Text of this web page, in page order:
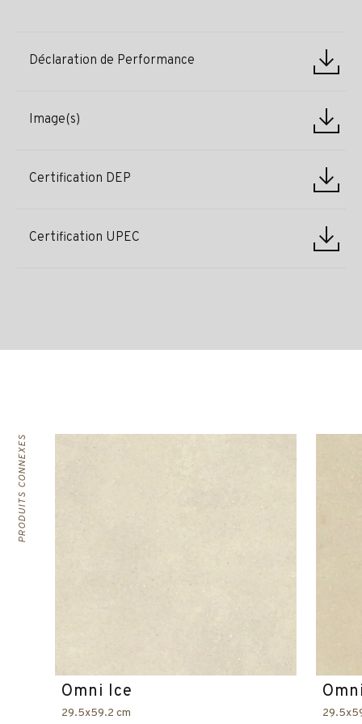
Déclaration de Performance
Image(s)
Certification DEP
Certification UPEC
PRODUITS CONNEXES
Omni Ice
29.5x59.2 cm